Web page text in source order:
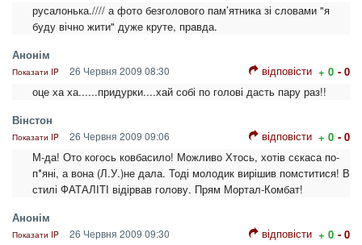
русалонька.//// а фото безголового пам’ятника зі словами "я
буду вічно жити" дуже круте, правда.
Анонім
Показати IP 26 Червня 2009 08:30 відповісти + 0 - 0
оце ха ха......придурки....хай собі по голові дасть пару раз!!
Вінстон
Показати IP 26 Червня 2009 09:06 відповісти + 0 - 0
М-да! Ото когось ковбасило! Можливо Хтось, хотів сєкаса по-
п*яні, а вона (Л.У.)не дала. Тоді молодик вирішив помститися! В
стилі ФАТАЛІТІ відірвав голову. Прям Мортал-Комбат!
Анонім
Показати IP 26 Червня 2009 09:30 відповісти + 0 - 0